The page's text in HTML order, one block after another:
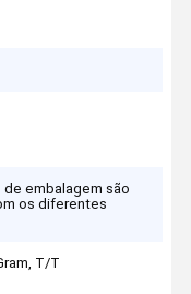
embalagem são
os diferentes
T/T